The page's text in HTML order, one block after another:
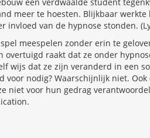
meer te hoesten. Blijkbaar
invloed van de hypnose stonden.
meespelen zonder erin te
overtuigd raakt dat ze onder
wijs dat ze zijn veranderd in een
voor nodig? Waarschijnlijk niet.
niet voor hun gedrag